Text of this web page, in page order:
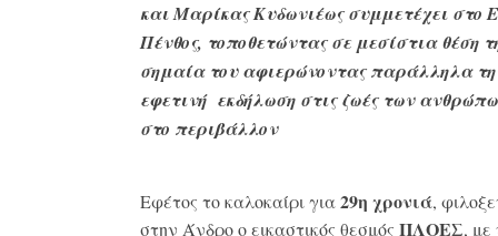
και Μαρίκας Κυδωνιέως συμμετέχει στο
Πένθος, τοποθετώντας σε μεσίστια θέση
σημαία του αφιερώνοντας παράλληλα
εφετινή εκδήλωση στις ζωές των
στο περιβάλλον
Εφέτος το καλοκαίρι για29η χρονιά,
στην Άνδρο ο εικαστικός θεσμός ΠΛΟΕΣ, με